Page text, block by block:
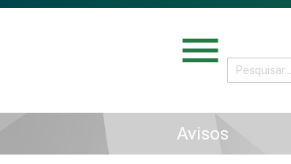
menu
Avisos